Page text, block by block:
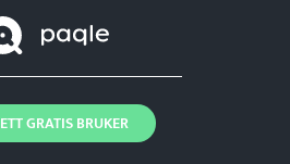
GRATIS BRUKER